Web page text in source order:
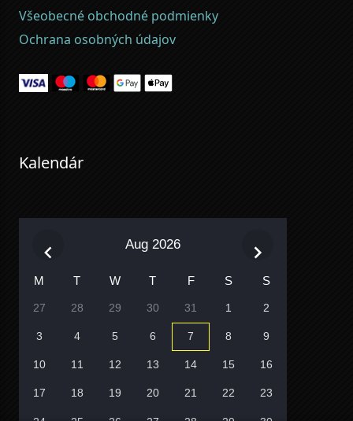
Všeobecné obchodné podmienky
Ochrana osobných údajov
Kalendár
Aug 2026
M T W T F S S
27 28 29 30 31 1 2
3 4 5 6 7 8 9
10 11 12 13 14 15 16
17 18 19 20 21 22 23